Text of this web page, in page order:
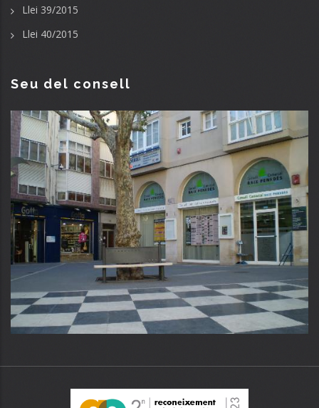
Llei 39/2015
Llei 40/2015
Seu del consell